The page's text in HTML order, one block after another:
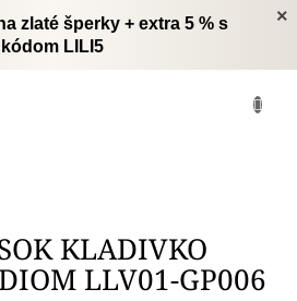
×
zlaté šperky + extra 5 % s
kódom LILI5
KLADIVKO
LLV01-GP006